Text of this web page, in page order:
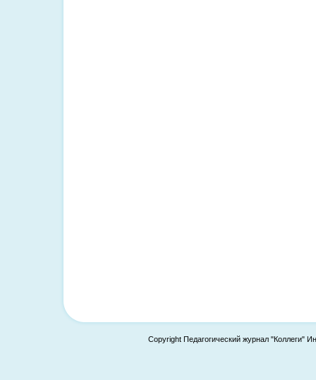
Copyright Педагогический журнал "Коллеги"